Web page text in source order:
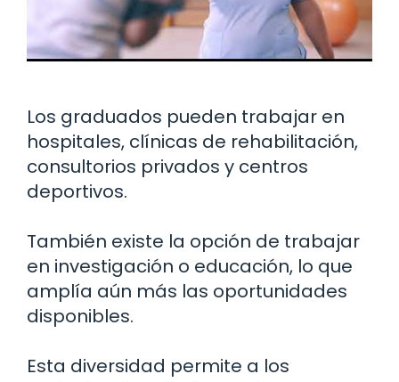
Los graduados pueden trabajar en
hospitales, clínicas de rehabilitación,
consultorios privados y centros
deportivos.
También existe la opción de trabajar
en investigación o educación, lo que
amplía aún más las oportunidades
disponibles.
Esta diversidad permite a los